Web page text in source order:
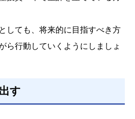
しても、将来的に目指すべき方
ら行動していくようにしましょ
す